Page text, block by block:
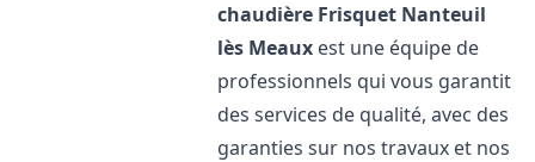
chaudière Frisquet Nanteuil
lès Meaux est une équipe de
professionnels qui vous garantit
des services de qualité, avec des
garanties sur nos travaux et nos